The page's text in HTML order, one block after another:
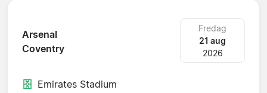
Arsenal
Coventry
Fredag
21 aug
2026
Emirates Stadium